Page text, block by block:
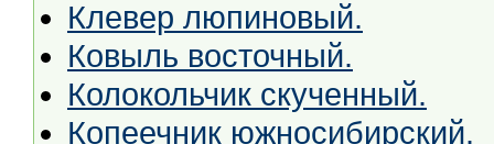
Клевер люпиновый.
Ковыль восточный.
Колокольчик скученный.
Копеечник южносибирский.